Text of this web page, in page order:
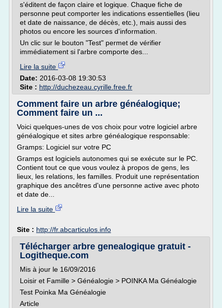
s'éditent de façon claire et logique. Chaque fiche de
personne peut comporter les indications essentielles (lieu
et date de naissance, de décès, etc.), mais aussi des
photos ou encore les sources d'information.
Un clic sur le bouton "Test" permet de vérifier
immédiatement si l'arbre comporte des...
Lire la suite
Date: 2016-03-08 19:30:53
Site : http://duchezeau.cyrille.free.fr
Comment faire un arbre généalogique;
Comment faire un ...
Voici quelques-unes de vos choix pour votre logiciel arbre
généalogique et sites arbre généalogique responsable:
Gramps: Logiciel sur votre PC
Gramps est logiciels autonomes qui se exécute sur le PC.
Contient tout ce que vous voulez à propos de gens, les
lieux, les relations, les familles. Produit une représentation
graphique des ancêtres d'une personne active avec photo
et date de...
Lire la suite
Site : http://fr.abcarticulos.info
Télécharger arbre genealogique gratuit -
Logitheque.com
Mis à jour le 16/09/2016
Loisir et Famille > Généalogie > POINKA Ma Généalogie
Test Poinka Ma Généalogie
Article